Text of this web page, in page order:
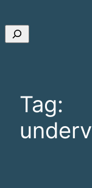
Søg
Tag: